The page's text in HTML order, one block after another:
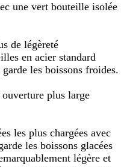
une vert bouteille isolée
de légèreté
en acier standard
les boissons froides.
plus large
les plus chargées avec
les boissons glacées
légère et